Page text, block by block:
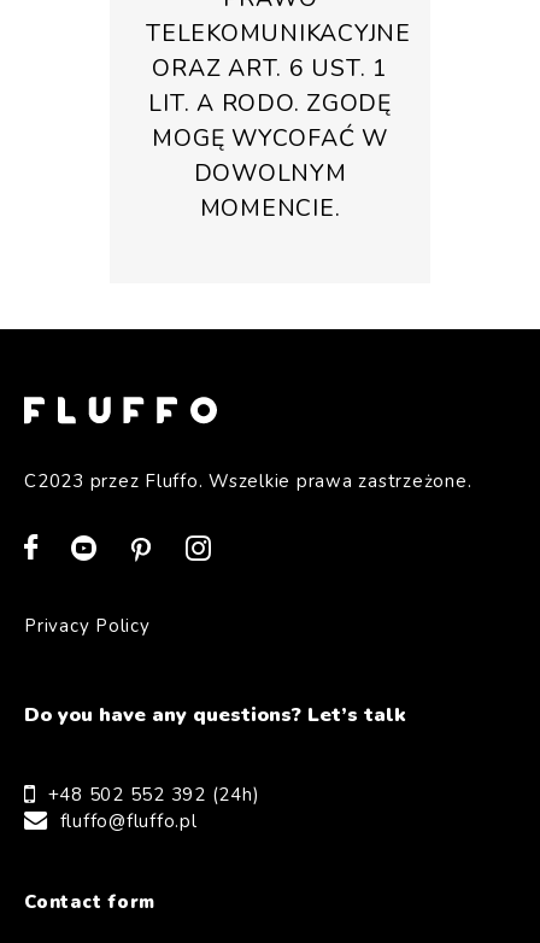
TELEKOMUNIKACYJNE
ORAZ ART. 6 UST. 1
LIT. A RODO. ZGODĘ
MOGĘ WYCOFAĆ W
DOWOLNYM
MOMENCIE.
C2023 przez Fluffo. Wszelkie prawa zastrzeżone.
Privacy Policy
Do you have any questions? Let’s talk
+48 502 552 392 (24h)
fluffo@fluffo.pl
Contact form